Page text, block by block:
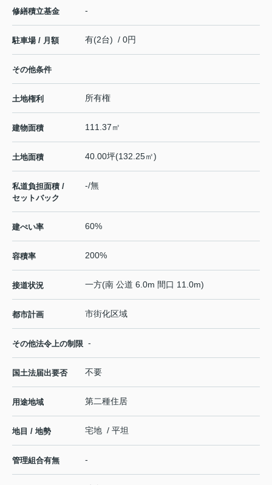
修繕積立基金 -
駐車場 / 月額 有(2台) / 0円
その他条件
土地権利 所有権
建物面積 111.37㎡
土地面積 40.00坪(132.25㎡)
私道負担面積 /
セットバック
-/無
建ぺい率 60%
容積率 200%
接道状況 一方(南 公道 6.0m 間口 11.0m)
都市計画 市街化区域
その他法令上の制限 -
国土法届出要否 不要
用途地域 第二種住居
地目 / 地勢 宅地 / 平坦
管理組合有無 -